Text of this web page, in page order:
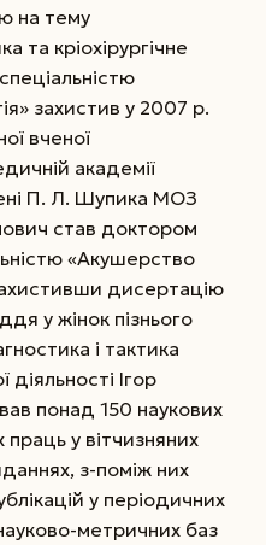
на тему
та кріохірургічне
захистив у 2007 р.
вченої
академії
П. Л. Шупика МОЗ
став доктором
«Акушерство
дисертацію
у жінок пізнього
і тактика
діяльності Ігор
понад 150 наукових
у вітчизняних
з-поміж них
у періодичних
метричних баз